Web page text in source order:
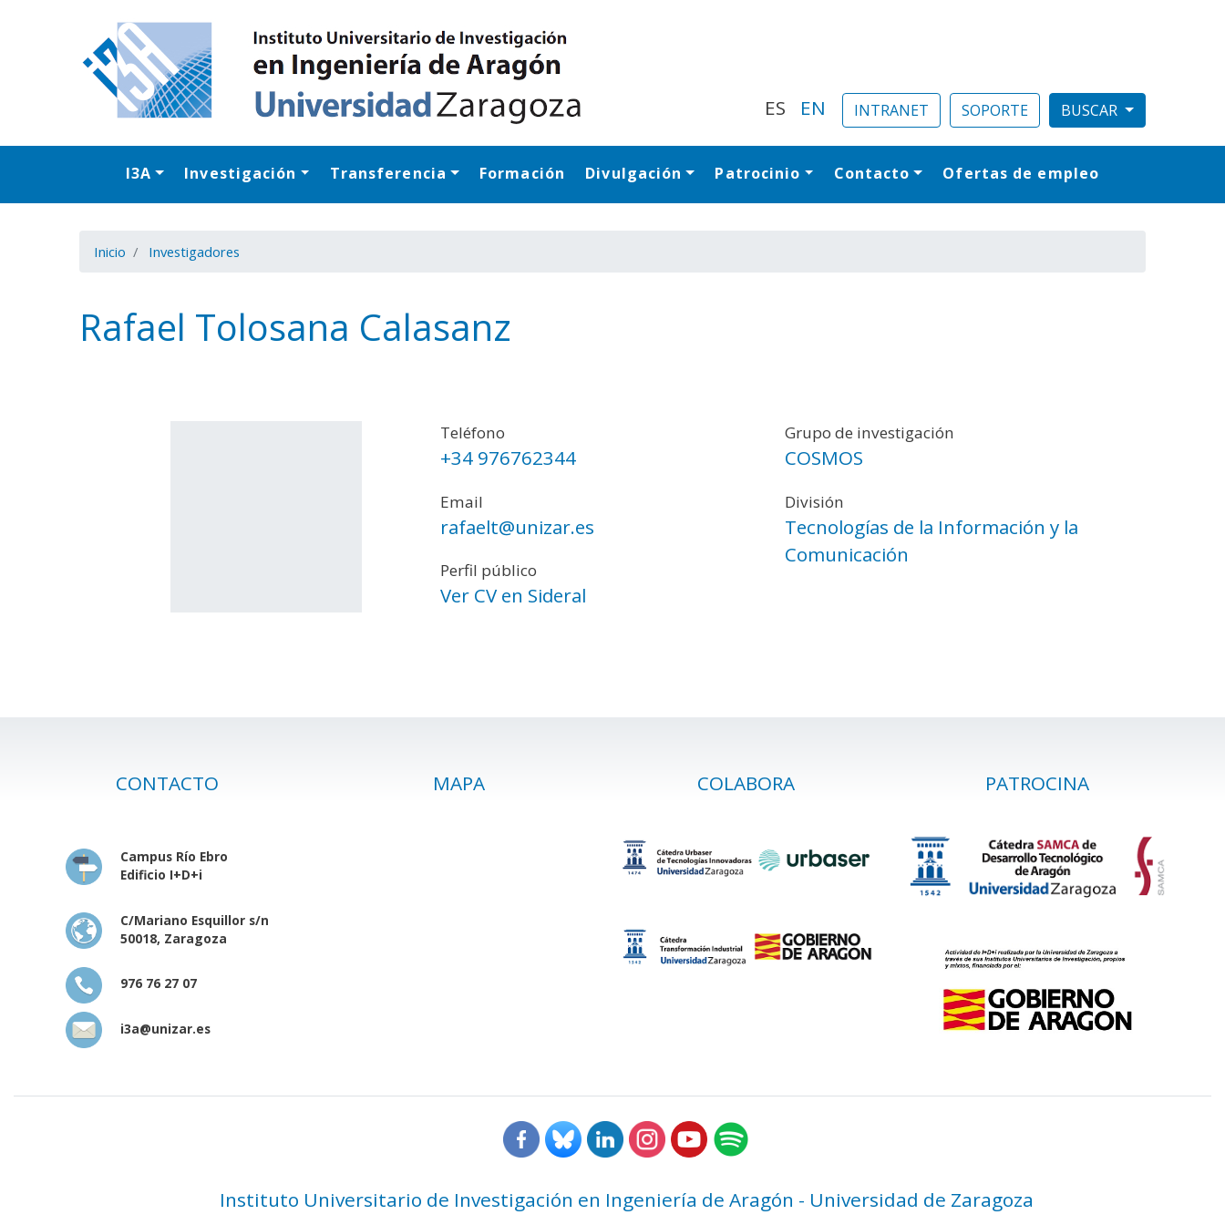
ES EN INTRANET SOPORTE
Navegación principal
I3A Investigación Transferencia Formación Divulgación Patrocinio Contacto Ofertas de empleo
Inicio Investigadores
Rafael Tolosana Calasanz
Teléfono
+34 976762344
Email
rafaelt@unizar.es
Perfil público
Ver CV en Sideral
Grupo de investigación
COSMOS
División
Tecnologías de la Información y la
Comunicación
CONTACTO
Campus Río Ebro
Edificio I+D+i
C/Mariano Esquillor s/n
50018, Zaragoza
976 76 27 07
i3a@unizar.es
MAPA COLABORA PATROCINA
Instituto Universitario de Investigación en Ingeniería de Aragón - Universidad de Zaragoza